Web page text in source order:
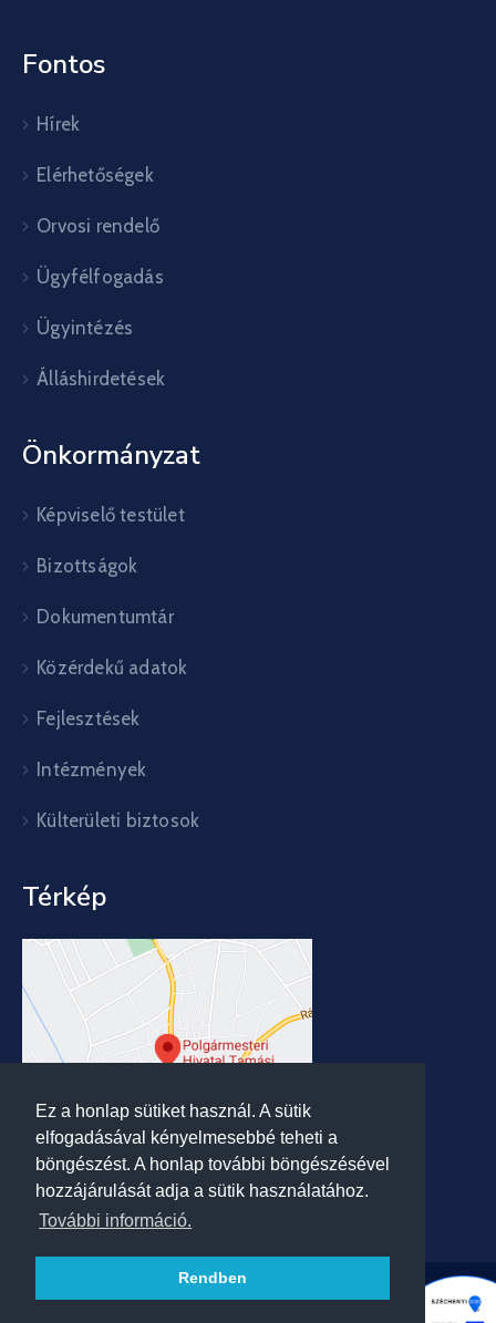
Ez a honlap sütiket használ. A sütik
elfogadásával kényelmesebbé teheti a
böngészést. A honlap további böngészésével
hozzájárulását adja a sütik használatához.
További információ.
Rendben
Fontos
Hírek
Elérhetőségek
Orvosi rendelő
Ügyfélfogadás
Ügyintézés
Álláshirdetések
Önkormányzat
Képviselő testület
Bizottságok
Dokumentumtár
Közérdekű adatok
Fejlesztések
Intézmények
Külterületi biztosok
Térkép